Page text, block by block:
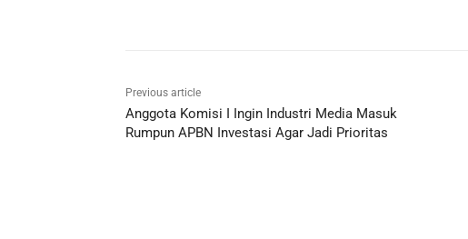
Previous article
Anggota Komisi I Ingin Industri Media Masuk
Rumpun APBN Investasi Agar Jadi Prioritas